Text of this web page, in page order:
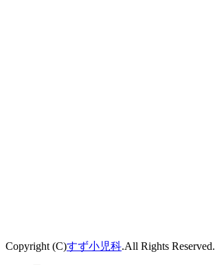
Copyright (C)すず小児科.All Rights Reserved.